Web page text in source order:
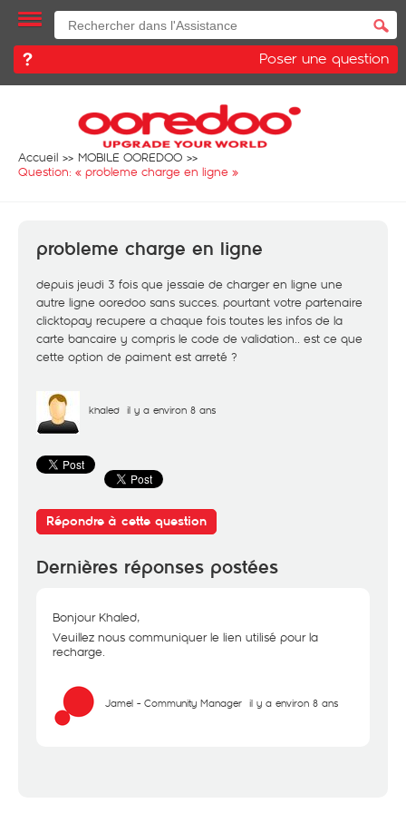
Poser une question
Accueil
MOBILE OOREDOO
Question: « probleme charge en ligne »
probleme charge en ligne
depuis jeudi 3 fois que jessaie de charger en ligne une
autre ligne ooredoo sans succes. pourtant votre partenaire
clicktopay recupere a chaque fois toutes les infos de la
carte bancaire y compris le code de validation.. est ce que
cette option de paiment est arreté ?
khaled il y a environ 8 ans
Répondre à cette question
Dernières réponses postées
Bonjour Khaled,
Veuillez nous communiquer le lien utilisé pour la
recharge.
Jamel - Community Manager il y a environ 8 ans